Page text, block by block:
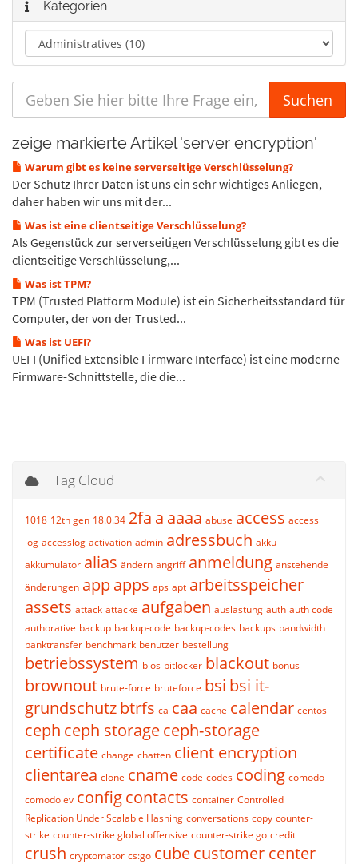
Kategorien
zeige markierte Artikel 'server encryption'
Warum gibt es keine serverseitige Verschlüsselung?
Der Schutz Ihrer Daten ist uns ein sehr wichtiges Anliegen,
daher haben wir uns mit der...
Was ist eine clientseitige Verschlüsselung?
Als Gegenstück zur serverseitigen Verschlüsselung gibt es die
clientseitige Verschlüsselung,...
Was ist TPM?
TPM (Trusted Platform Module) ist ein Sicherheitsstandard für
Computer, der von der Trusted...
Was ist UEFI?
UEFI (Unified Extensible Firmware Interface) ist eine moderne
Firmware-Schnittstelle, die die...
Tag Cloud
1018 12th gen 18.0.34 2fa a aaaa abuse access access
log accesslog activation admin adressbuch akku
akkumulator alias ändern angriff anmeldung anstehende
änderungen appapps aps apt arbeitsspeicher
assets attack attacke aufgaben auslastung auth auth code
authorative backup backup-code backup-codes backups bandwidth
banktransfer benchmark benutzer bestellung
betriebssystem bios bitlocker blackout bonus
brownout brute-force bruteforce bsi bsi it-
grundschutzbtrfs ca caa cache calendar centos
ceph ceph storageceph-storage
certificate change chatten client encryption
clientarea clone cname code codes coding comodo
comodo ev configcontacts container Controlled
Replication Under Scalable Hashing conversations copy counter-
strike counter-strike global offensive counter-strike go credit
crush cryptomator cs:go cubecustomer center